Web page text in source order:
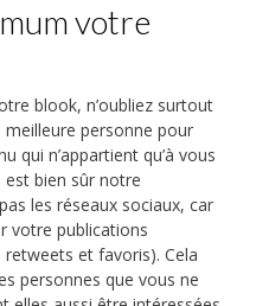
votre
blook, n’oubliez surtout
personne pour
qui n’appartient qu’à vous
bien sûr notre
les réseaux sociaux, car
votre publications
et favoris). Cela
personnes que vous ne